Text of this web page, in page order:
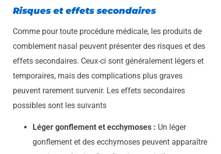
Risques et effets secondaires
Comme pour toute procédure médicale, les produits de
comblement nasal peuvent présenter des risques et des
effets secondaires. Ceux-ci sont généralement légers et
temporaires, mais des complications plus graves
peuvent rarement survenir. Les effets secondaires
possibles sont les suivants
Léger gonflement et ecchymoses : Un léger
gonflement et des ecchymoses peuvent apparaître